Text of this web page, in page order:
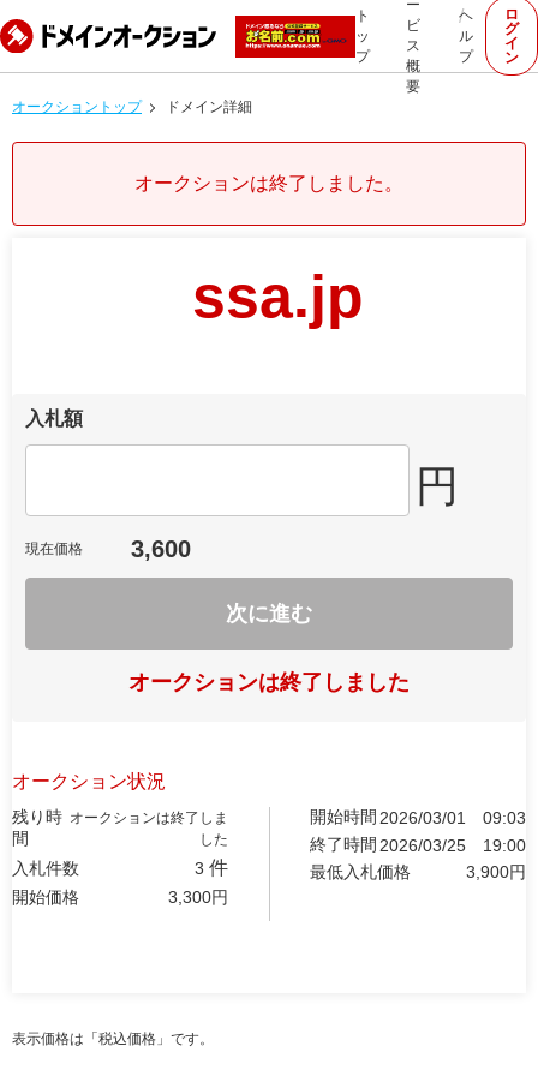
ト
ッ
プ
ー
ビ
ス
概
要
ヘ
ル
プ
ロ
グ
イ
ン
オークショントップ ドメイン詳細
オークションは終了しました。
ssa.jp
入札額
円
現在価格 3,600
次に進む
オークションは終了しました
オークション状況
残り時
間
オークションは終了しま
した
入札件数 3 件
開始価格 3,300円
開始時間 2026/03/01
09:03
終了時間 2026/03/25
19:00
最低入札価格
3,900円
表示価格は「税込価格」です。